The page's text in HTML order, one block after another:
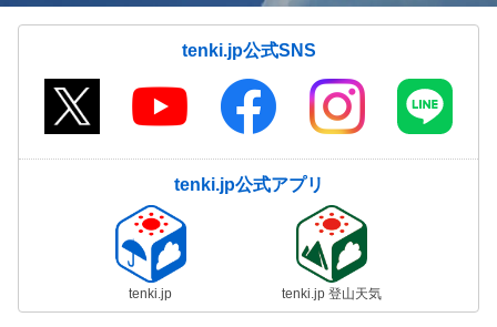
tenki.jp公式SNS
tenki.jp公式アプリ
tenki.jp tenki.jp 登山天気